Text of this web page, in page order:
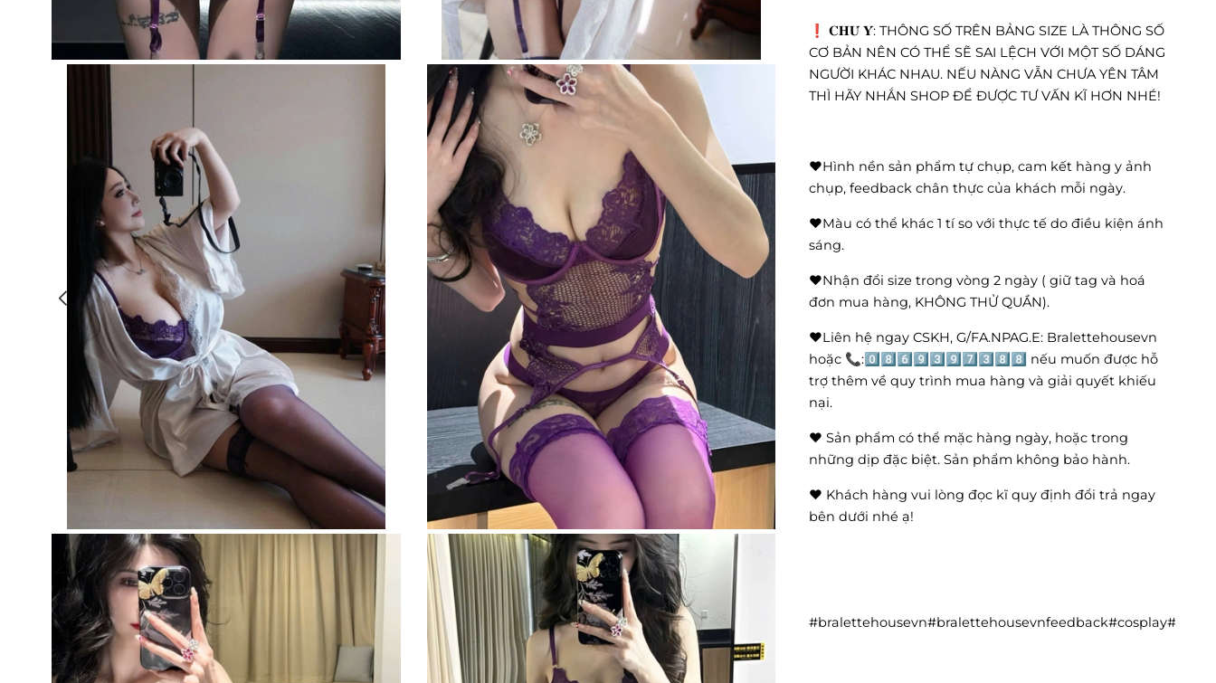
❗️ 𝐂𝐇𝐔́ 𝐘́: THÔNG SỐ TRÊN BẢNG SIZE LÀ THÔNG SỐ
CƠ BẢN NÊN CÓ THỂ SẼ SAI LỆCH VỚI MỘT SỐ DÁNG
NGƯỜI KHÁC NHAU. NẾU NÀNG VẪN CHƯA YÊN TÂM
THÌ HÃY NHẮN SHOP ĐỂ ĐƯỢC TƯ VẤN KĨ HƠN NHÉ!
❤️Hình nền sản phẩm tự chụp, cam kết hàng y ảnh
chụp, feedback chân thực của khách mỗi ngày.
❤️Màu có thể khác 1 tí so với thực tế do điều kiện ánh
sáng.
❤️Nhận đổi size trong vòng 2 ngày ( giữ tag và hoá
đơn mua hàng, KHÔNG THỬ QUẦN).
❤️Liên hệ ngay CSKH, G/FA.NPAG.E: Bralettehousevn
hoặc 📞:0️⃣8️⃣6️⃣9️⃣3️⃣9️⃣7️⃣3️⃣8️⃣8️⃣ nếu muốn được hỗ
trợ thêm về quy trình mua hàng và giải quyết khiếu
nại.
❤️ Sản phẩm có thể mặc hàng ngày, hoặc trong
những dịp đặc biệt. Sản phẩm không bảo hành.
❤️ Khách hàng vui lòng đọc kĩ quy định đổi trả ngay
bên dưới nhé ạ!